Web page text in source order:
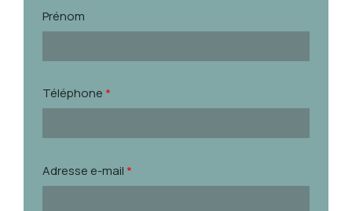
Prénom
Téléphone *
Adresse e-mail *